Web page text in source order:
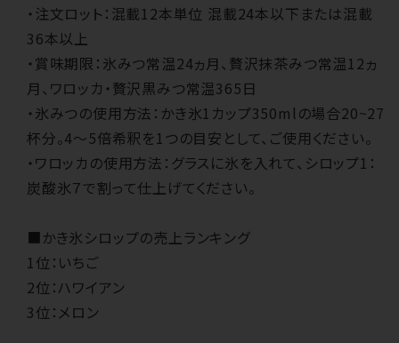
・注文ロット：混載12本単位 混載24本以下または混載
36本以上
・賞味期限：氷みつ常温24ヵ月、贅沢抹茶みつ常温12ヵ
月、ワロッカ・贅沢黒みつ常温365日
・氷みつの使用方法：かき氷1カップ350mlの場合20~27
杯分。4～5倍希釈を1つの目安として、ご使用ください。
・ワロッカの使用方法：グラスに氷を入れて、シロップ1：
炭酸氷７で割って仕上げてください。
■かき氷シロップの売上ランキング
1位：いちご
2位：ハワイアン
3位：メロン